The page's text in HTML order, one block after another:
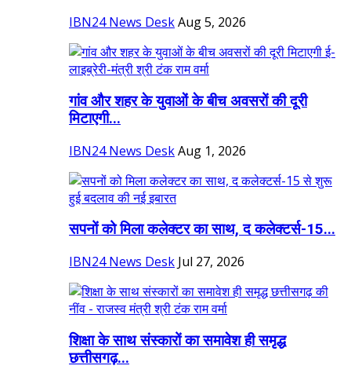
IBN24 News DeskAug 5, 2026
गांव और शहर के युवाओं के बीच अवसरों की दूरी
मिटाएगी...
IBN24 News DeskAug 1, 2026
सपनों को मिला कलेक्टर का साथ, द कलेक्टर्स-15...
IBN24 News Desk Jul 27, 2026
शिक्षा के साथ संस्कारों का समावेश ही समृद्ध
छत्तीसगढ़...